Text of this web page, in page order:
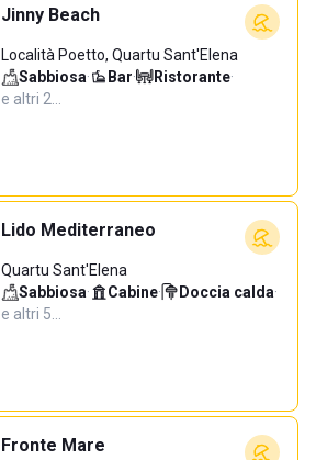
Jinny Beach
Località Poetto, Quartu Sant'Elena
Sabbiosa· Bar· Ristorante·
e altri 2…
Lido Mediterraneo
Quartu Sant'Elena
Sabbiosa· Cabine· Doccia calda·
e altri 5…
Fronte Mare